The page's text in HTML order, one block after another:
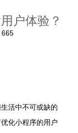
户体验？
665
活中不可或缺的
化小程序的用户